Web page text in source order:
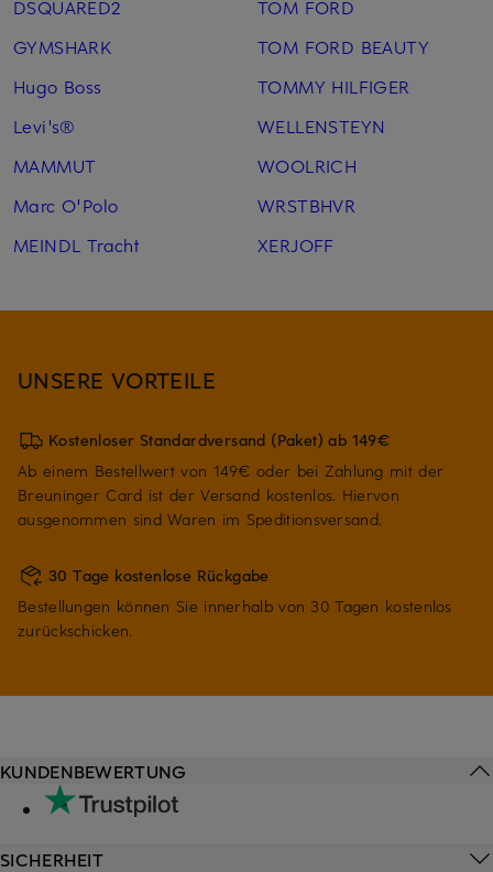
DSQUARED2
GYMSHARK
Hugo Boss
Levi's®
MAMMUT
Marc O'Polo
MEINDL Tracht
TOM FORD
TOM FORD BEAUTY
TOMMY HILFIGER
WELLENSTEYN
WOOLRICH
WRSTBHVR
XERJOFF
UNSERE VORTEILE
Kostenloser Standardversand (Paket) ab 149€
Ab einem Bestellwert von 149€ oder bei Zahlung mit der
Breuninger Card ist der Versand kostenlos. Hiervon
ausgenommen sind Waren im Speditionsversand.
30 Tage kostenlose Rückgabe
Bestellungen können Sie innerhalb von 30 Tagen kostenlos
zurückschicken.
KUNDENBEWERTUNG
SICHERHEIT